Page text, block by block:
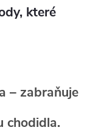
které
– zabraňuje
chodidla.